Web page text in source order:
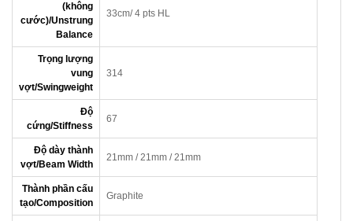
(không
cước)/Unstrung
Balance
33cm/ 4 pts HL
Trọng lượng
vung
vợt/Swingweight
314
Độ
cứng/Stiffness
67
Độ dày thành
vợt/Beam Width
21mm / 21mm / 21mm
Thành phần cấu
tạo/Composition
Graphite